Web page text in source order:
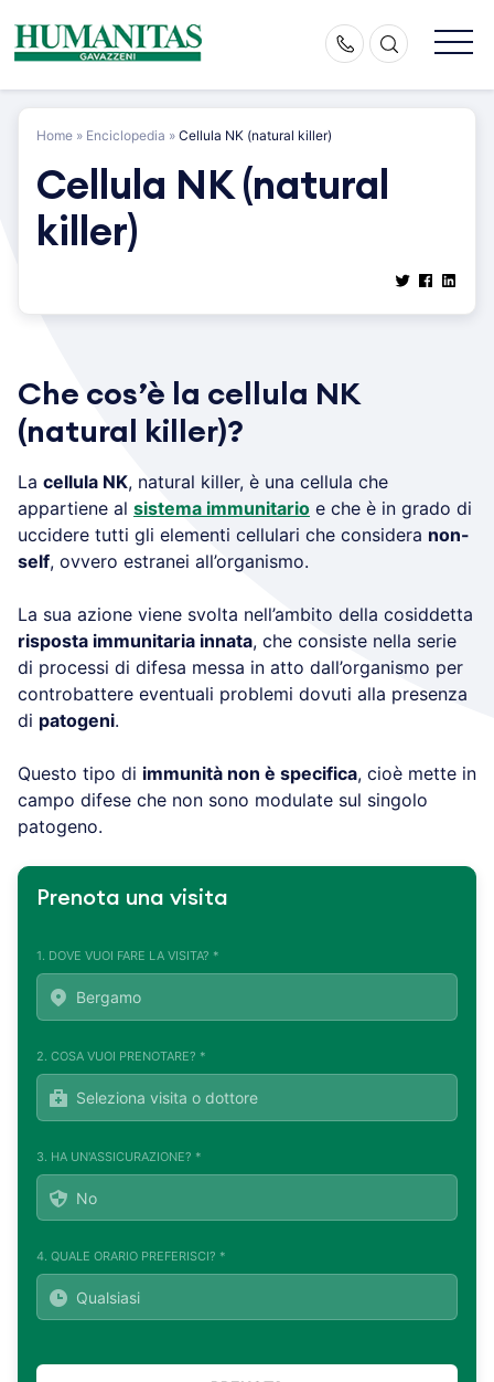
content
Home » Enciclopedia » Cellula NK (natural killer)
Cellula NK (natural
killer)
Che cos’è la cellula NK
(natural killer)?
La cellula NK, natural killer, è una cellula che
appartiene al sistema immunitario e che è in grado di
uccidere tutti gli elementi cellulari che considera non-
self, ovvero estranei all’organismo.
La sua azione viene svolta nell’ambito della cosiddetta
risposta immunitaria innata, che consiste nella serie
di processi di difesa messa in atto dall’organismo per
controbattere eventuali problemi dovuti alla presenza
di patogeni.
Questo tipo di immunità non è specifica, cioè mette in
campo difese che non sono modulate sul singolo
patogeno.
Prenota una visita
1. DOVE VUOI FARE LA VISITA? *
2. COSA VUOI PRENOTARE? *
3. HA UN'ASSICURAZIONE? *
4. QUALE ORARIO PREFERISCI? *